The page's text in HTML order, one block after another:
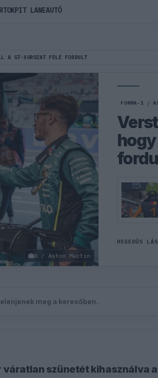
A GT-SOROZAT FELÉ FORDULT
X / Aston Martin
FORMA-1 /
HEGEDŰS
meg a keresőben.
szünetét kihasználva a
PIT LANEAUTÓ